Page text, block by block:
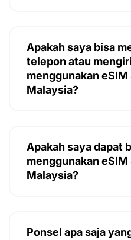
Apakah saya bisa
telepon atau
menggunakan
Malaysia?
Apakah saya dapat
menggunakan
Malaysia?
Ponsel apa saja